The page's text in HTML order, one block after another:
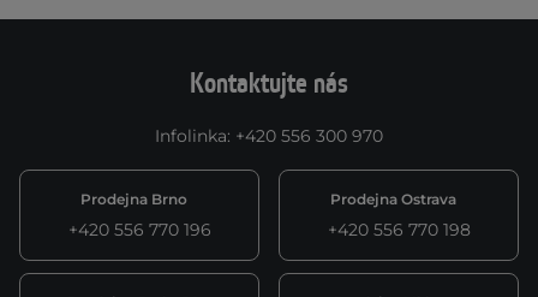
Kontaktujte nás
Infolinka: +420 556 300 970
Prodejna Brno
+420 556 770 196
Prodejna Ostrava
+420 556 770 198